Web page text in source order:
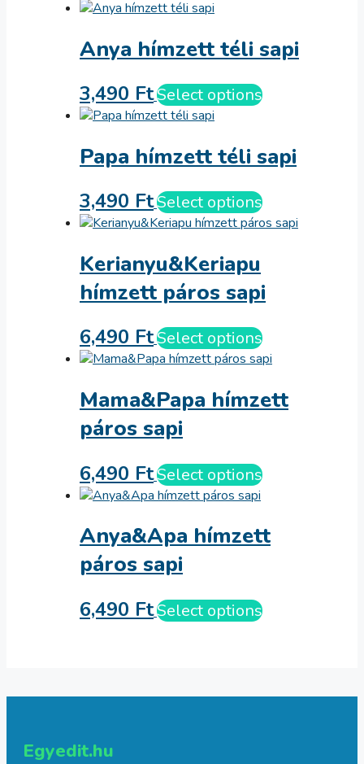
Anya hímzett téli sapi
3,490 FtSelect options
Papa hímzett téli sapi
3,490 FtSelect options
Kerianyu&Keriapu
hímzett páros sapi
6,490 FtSelect options
Mama&Papa hímzett
páros sapi
6,490 FtSelect options
Anya&Apa hímzett
páros sapi
6,490 FtSelect options
Egyedit.hu